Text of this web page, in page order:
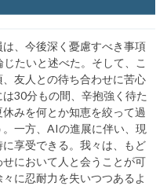
、今後深く憂慮すべき事項
たいと述べた。そして、こ
友人との待ち合わせに苦心
30分もの間、辛抱強く待た
みを何とか知恵を絞って過
一方、AIの進展に伴い、現
享受できる。我々は、もど
において人と会うことが可
に忍耐力を失いつつあるよ